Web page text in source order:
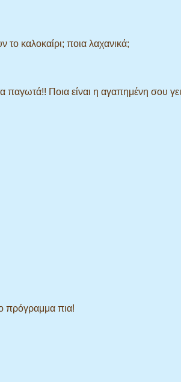
το καλοκαίρι; ποια λαχανικά;
παγωτά!! Ποια είναι η αγαπημένη σου
πρόγραμμα πια!